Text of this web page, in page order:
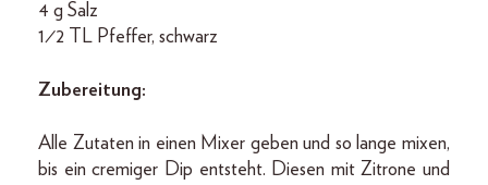
4 g Salz
1⁄2 TL Pfeffer, schwarz
Zubereitung:
Alle Zutaten in einen Mixer geben und so lange mixen,
bis ein cremiger Dip entsteht. Diesen mit Zitrone und